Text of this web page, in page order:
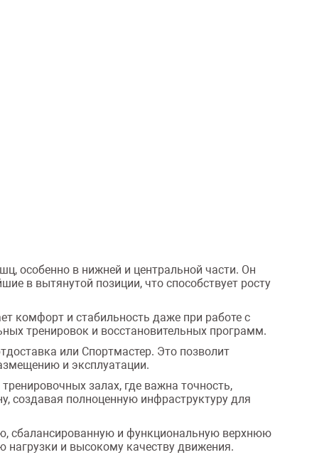
особенно в нижней и центральной части. Он
в вытянутой позиции, что способствует росту
комфорт и стабильность даже при работе с
тренировок и восстановительных программ.
или Спортмастер. Это позволит
и эксплуатации.
залах, где важна точность,
создавая полноценную инфраструктуру для
сбалансированную и функциональную верхнюю
и высокому качеству движения.